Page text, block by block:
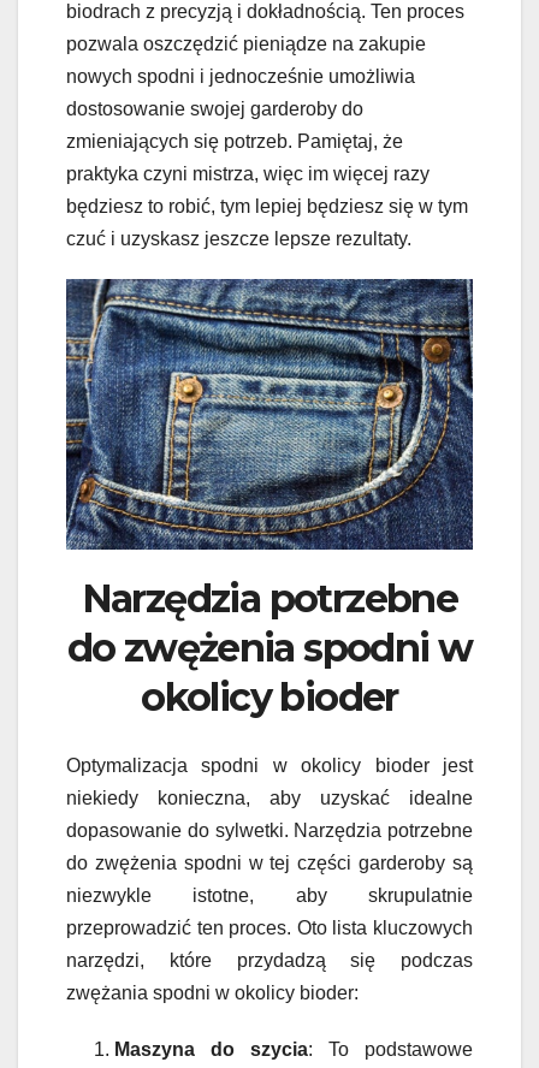
biodrach z precyzją i dokładnością. Ten proces
pozwala oszczędzić pieniądze na zakupie
nowych spodni i jednocześnie umożliwia
dostosowanie swojej garderoby do
zmieniających się potrzeb. Pamiętaj, że
praktyka czyni mistrza, więc im więcej razy
będziesz to robić, tym lepiej będziesz się w tym
czuć i uzyskasz jeszcze lepsze rezultaty.
Narzędzia potrzebne
do zwężenia spodni w
okolicy bioder
Optymalizacja spodni w okolicy bioder jest
niekiedy konieczna, aby uzyskać idealne
dopasowanie do sylwetki. Narzędzia potrzebne
do zwężenia spodni w tej części garderoby są
niezwykle istotne, aby skrupulatnie
przeprowadzić ten proces. Oto lista kluczowych
narzędzi, które przydadzą się podczas
zwężania spodni w okolicy bioder:
Maszyna do szycia: To podstawowe